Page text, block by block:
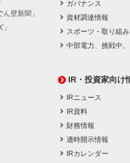
壁新聞」
ガバナンス
資材調達情報
スポーツ・取り組み
中部電力、挑戦中。
IR・投資家向け
IRニュース
IR資料
財務情報
適時開示情報
IRカレンダー